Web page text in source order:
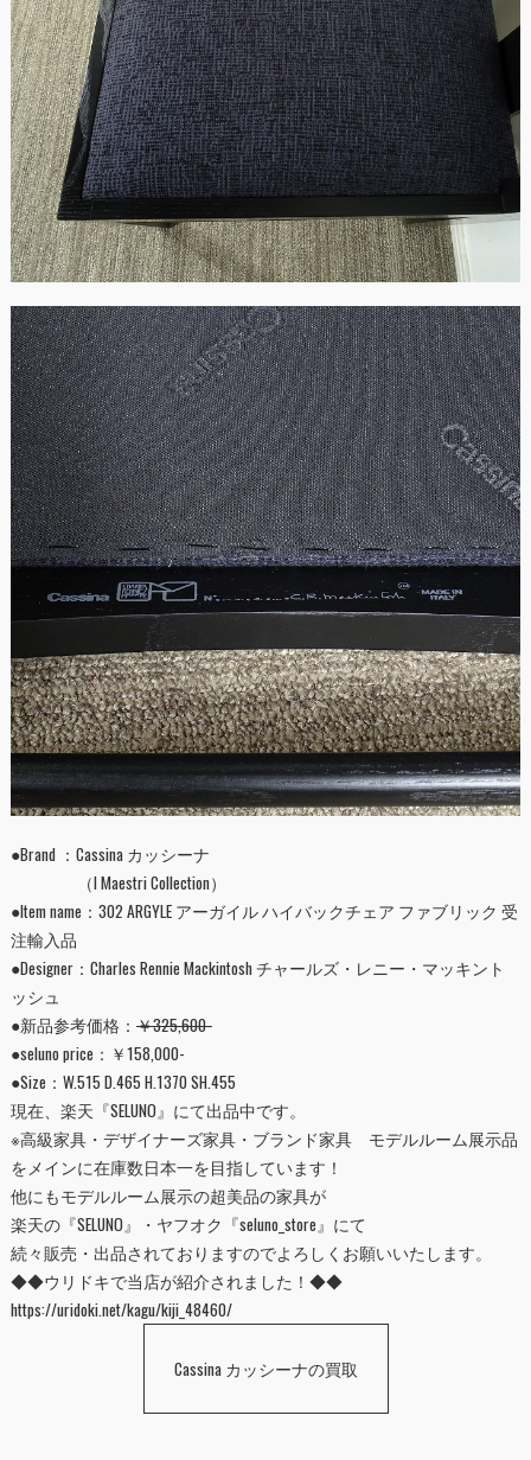
●Brand ：Cassina カッシーナ
（I Maestri Collection）
●Item name：302 ARGYLE アーガイル ハイバックチェア ファブリック 受
注輸入品
●Designer：Charles Rennie Mackintosh チャールズ・レニー・マッキント
ッシュ
●新品参考価格： ￥325,600-
●seluno price：￥158,000-
●Size：W.515 D.465 H.1370 SH.455
現在、楽天『SELUNO』にて出品中です。
※高級家具・デザイナーズ家具・ブランド家具 モデルルーム展示品
をメインに在庫数日本一を目指しています！
他にもモデルルーム展示の超美品の家具が
楽天の『SELUNO』・ヤフオク『seluno_store』にて
続々販売・出品されておりますのでよろしくお願いいたします。
◆◆ウリドキで当店が紹介されました！◆◆
https://uridoki.net/kagu/kiji_48460/
Cassina カッシーナの買取